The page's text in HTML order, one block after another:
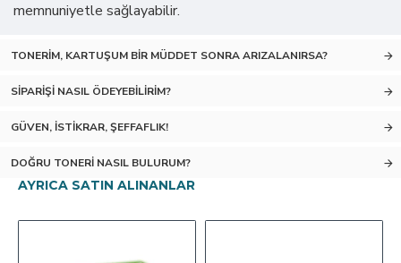
memnuniyetle sağlayabilir.
TONERIM, KARTUŞUM BIR MÜDDET SONRA ARIZALANIRSA?
SIPARIŞI NASIL ÖDEYEBILIRIM?
GÜVEN, İSTIKRAR, ŞEFFAFLIK!
DOĞRU TONERI NASIL BULURUM?
AYRICA SATIN ALINANLAR